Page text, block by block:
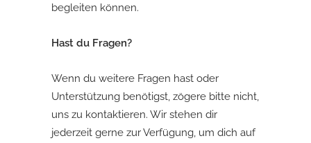
begleiten können.
Hast du Fragen?
Wenn du weitere Fragen hast oder
Unterstützung benötigst, zögere bitte nicht,
uns zu kontaktieren. Wir stehen dir
jederzeit gerne zur Verfügung, um dich auf